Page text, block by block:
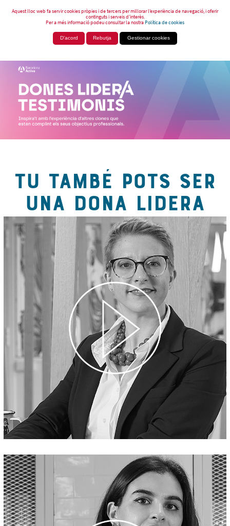
Aquest lloc web fa servir cookies pròpies i de tercers per millorar l’experiència de navegació, i oferir
continguts i serveis d’interès.
Per a més informació podeu consultar la nostraPolítica de cookies
D'acord Rebutja Gestionar cookies
TU TAMBÉ POTS SER
UNA DONA LIDERA